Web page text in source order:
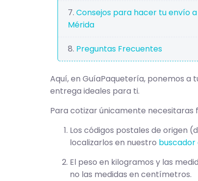
Consejos para hacer tu envío a
Mérida
Preguntas Frecuentes
Aquí, en GuíaPaquetería, ponemos
entrega ideales para ti.
Para cotizar únicamente necesitaras
Los códigos postales de origen
localizarlos en nuestro buscador
El peso en kilogramos y las
no las medidas en centímetros.